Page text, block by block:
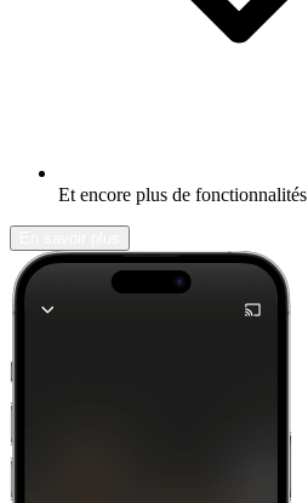
Et encore plus de fonctionnalités